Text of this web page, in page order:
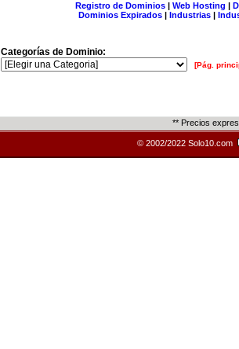
Registro de Dominios| Web Hosting |
Dominios Expirados | Industrias |
Categorías de Dominio:
[Pág.
** Precios
© 2002/2022 Solo10.com